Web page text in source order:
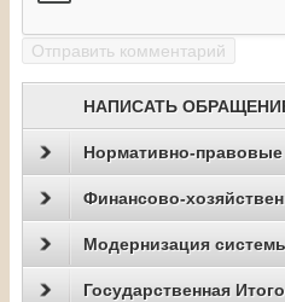
НАПИСАТЬ
Нормативно-
Финансово-
Модернизация
Государственная